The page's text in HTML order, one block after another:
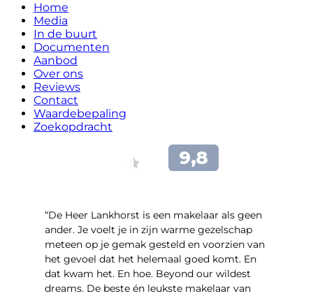
Home
Media
In de buurt
Documenten
Aanbod
Over ons
Reviews
Contact
Waardebepaling
Zoekopdracht
“De Heer Lankhorst is een makelaar als geen
ander. Je voelt je in zijn warme gezelschap
meteen op je gemak gesteld en voorzien van
het gevoel dat het helemaal goed komt. En
dat kwam het. En hoe. Beyond our wildest
dreams. De beste én leukste makelaar van